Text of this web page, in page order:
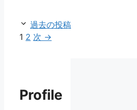
過去の投稿
ペ
1 ペ
2 次 →
Profile